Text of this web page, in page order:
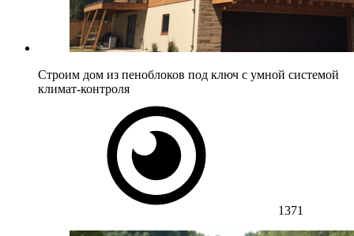
Строим дом из пеноблоков под ключ с умной системой
климат-контроля
1371